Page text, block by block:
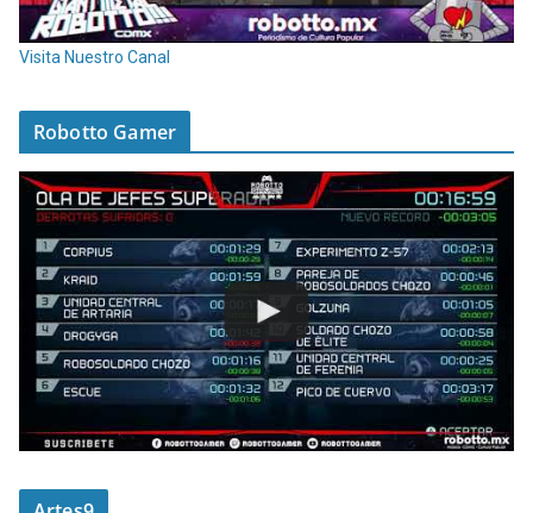
Visita Nuestro Canal
Robotto Gamer